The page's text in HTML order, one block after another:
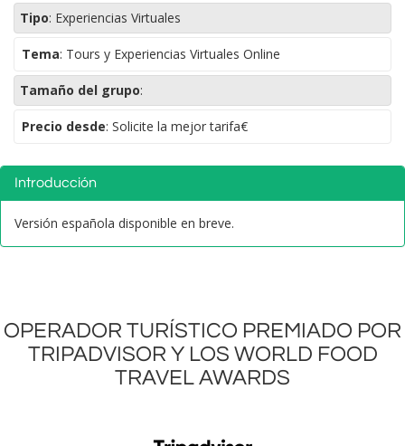
Tipo: Experiencias Virtuales
Tema: Tours y Experiencias Virtuales Online
Tamaño del grupo:
Precio desde: Solicite la mejor tarifa€
Introducción
Versión española disponible en breve.
OPERADOR TURÍSTICO PREMIADO POR
TRIPADVISOR Y LOS WORLD FOOD
TRAVEL AWARDS